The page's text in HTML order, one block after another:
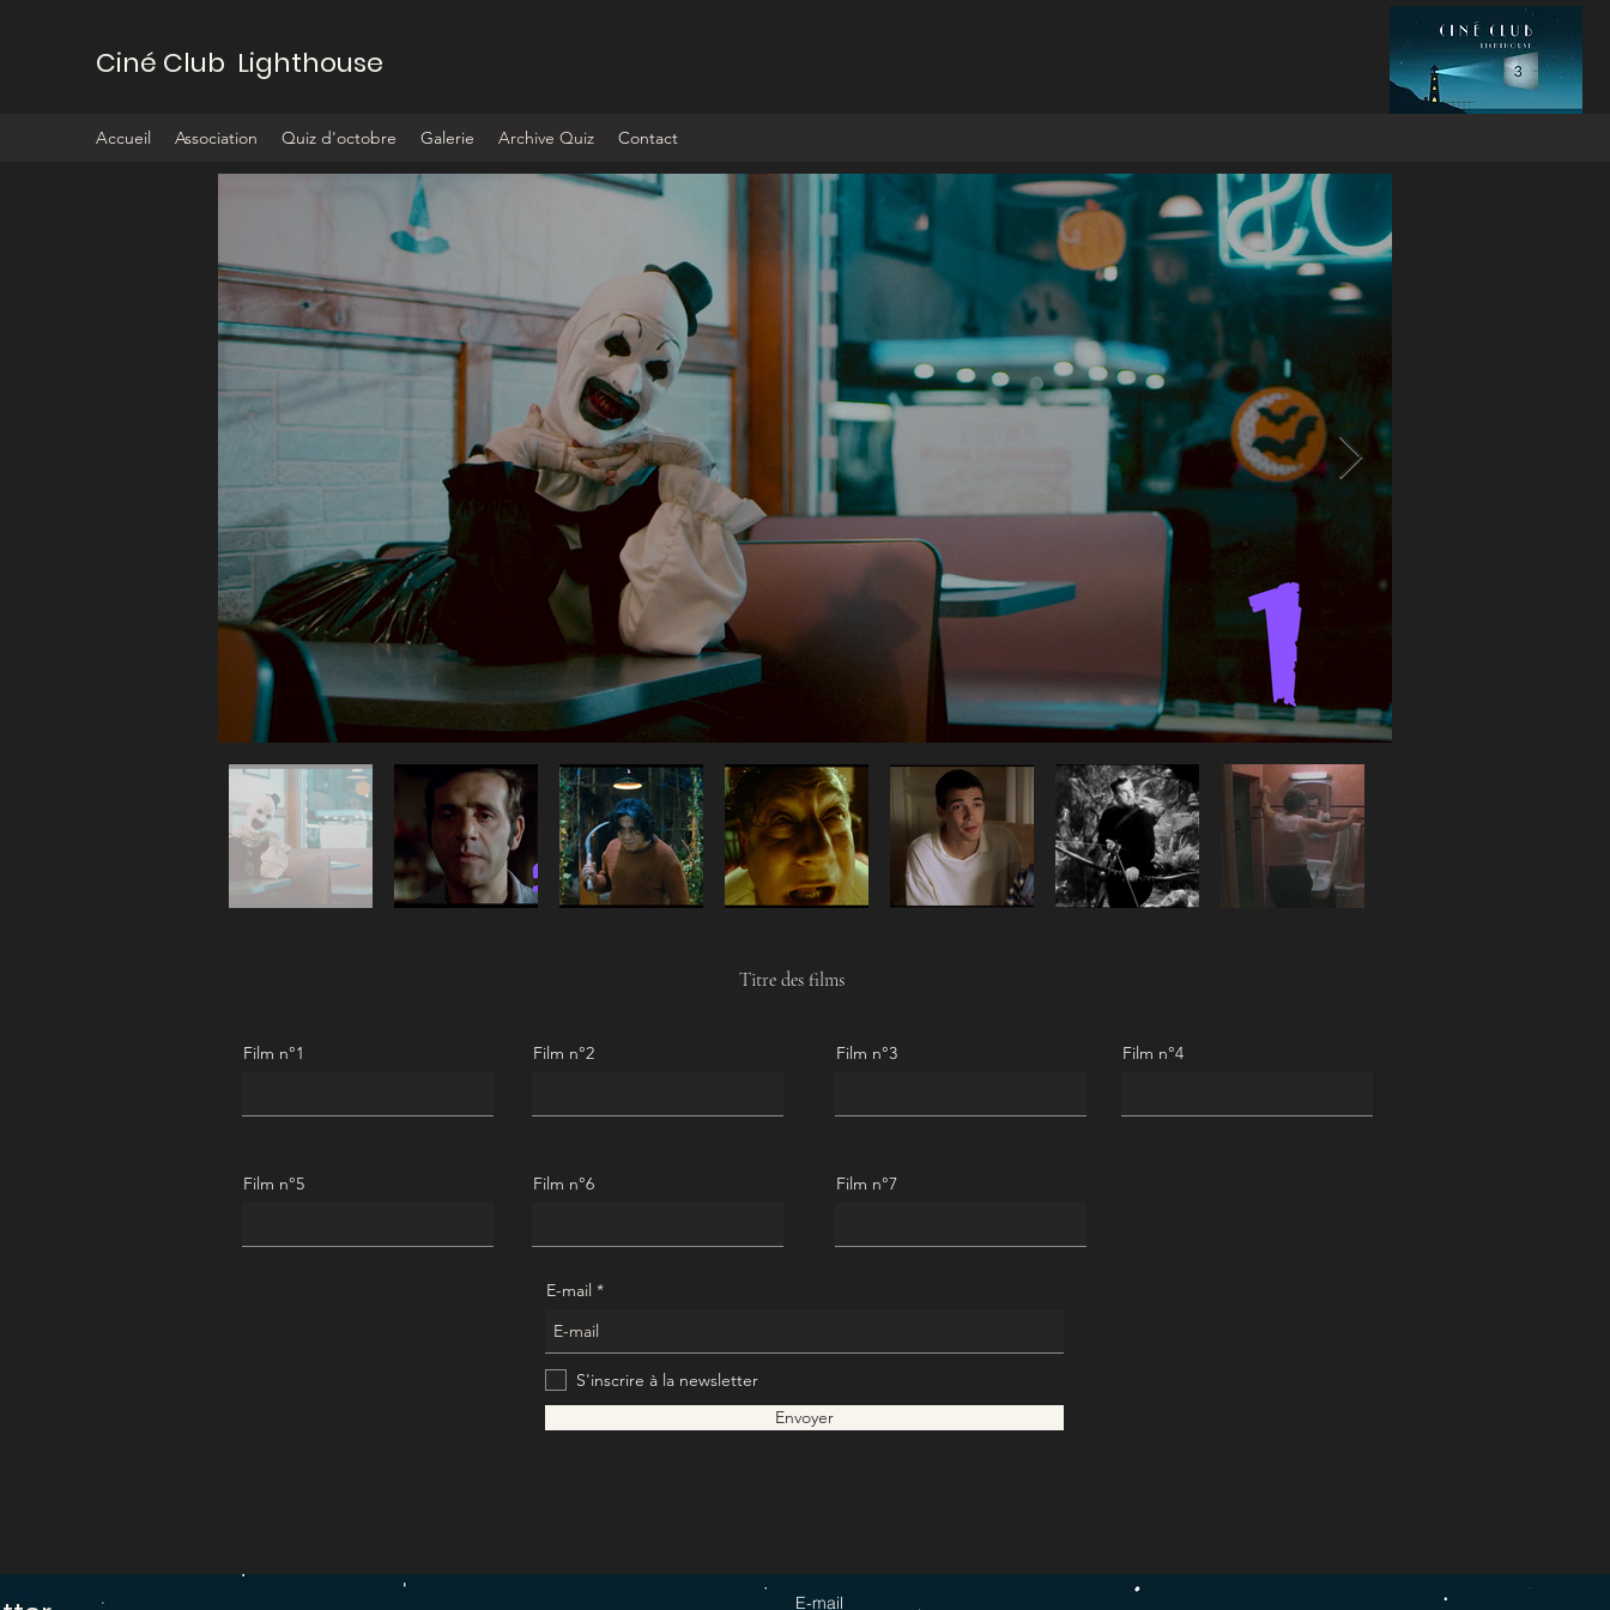
Ciné Club Lighthouse
Accueil Association Quiz d'octobre Galerie Archive Quiz Contact
Titre des films
Film n°1 Film n°2 Film n°3 Film n°4
Film n°5 Film n°6 Film n°7
E-mail
S'inscrire à la newsletter
Envoyer
E-mail